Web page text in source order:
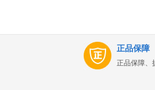
正品保障
正品保障、